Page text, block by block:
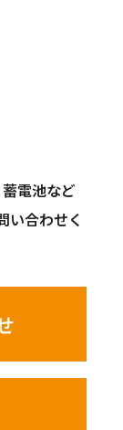
電池など
い合わせく